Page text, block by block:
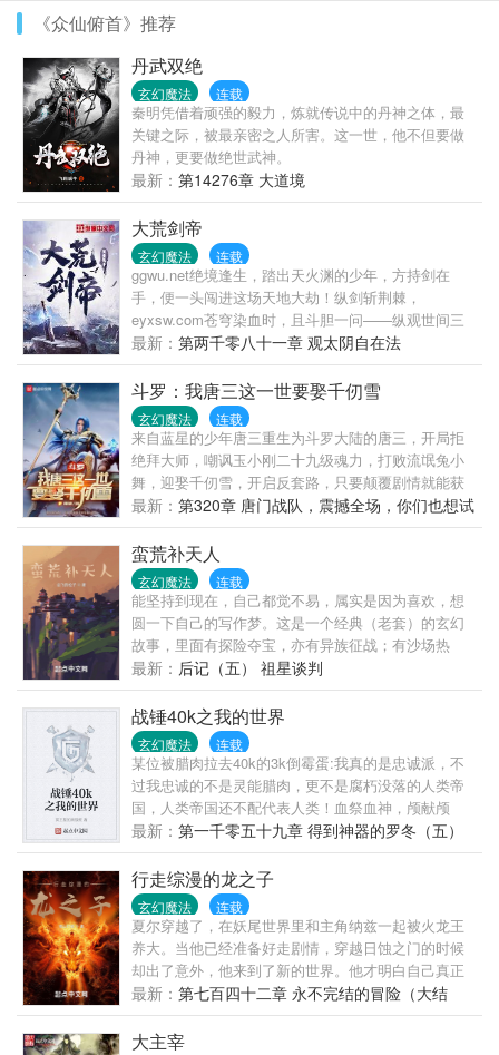
《众仙俯首》推荐
丹武双绝
玄幻魔法 连载
秦明凭借着顽强的毅力，炼就传说中的丹神之体，最
关键之际，被最亲密之人所害。这一世，他不但要做
丹神，更要做绝世武神。
最新： 第14276章 大道境
大荒剑帝
玄幻魔法 连载
ggwu.net绝境逢生，踏出天火渊的少年，方持剑在
手，便一头闯进这场天地大劫！纵剑斩荆棘，
eyxsw.com苍穹染血时，且斗胆一问——纵观世间三
千剑，我言第二谁第一？samsbook.com
最新： 第两千零八十一章 观太阴自在法
斗罗：我唐三这一世要娶千仞雪
玄幻魔法 连载
来自蓝星的少年唐三重生为斗罗大陆的唐三，开局拒
绝拜大师，嘲讽玉小刚二十九级魂力，打败流氓兔小
舞，迎娶千仞雪，开启反套路，只要颠覆剧情就能获
得奖励……拒绝拜大师，嘲讽玉小刚，奖励赛亚人体
质，神赐魂环……拒绝流氓兔小舞拼床，玄天功替换
为九阳神功，玄玉手替换为乾坤大挪移……暴打戴沐
白，不入史莱克，背叛父亲唐昊，加入武魂殿，拜师
教皇比比东，迎娶千仞雪，活活气死昊天斗罗……这
是一个被替换了灵魂的新生主角唐三……这一世我唐
三支持武魂殿统一大陆，锤死渣男玉小刚，拜师教皇
比比东，迎娶武魂殿第一圣女千仞雪……天使神千仞
雪是+乐文小说网+ m.lewen3.com
最新： 第320章 唐门战队，震撼全场，你们也想试
试吗？
蛮荒补天人
玄幻魔法 连载
能坚持到现在，自己都觉不易，属实是因为喜欢，想
圆一下自己的写作梦。这是一个经典（老套）的玄幻
故事，里面有探险夺宝，亦有异族征战；有沙场热
血，亦有暗夜阴谋；有兄弟情深，亦有美人恩重；有
争强斗狠，亦有扮猪吃虎；有小家日子，亦有种族存
亡……蛮荒陋...
最新： 后记（五） 祖星谈判
战锤40k之我的世界
玄幻魔法 连载
某位被腊肉拉去40k的3k倒霉蛋:我真的是忠诚派，不
过我忠诚的不是灵能腊肉，更不是腐朽没落的人类帝
国，人类帝国还不配代表人类！血祭血神，颅献颅
座，为了上上善道，Whaaaagh！！
最新： 第一千零五十九章 得到神器的罗冬（五）
行走综漫的龙之子
玄幻魔法 连载
夏尔穿越了，在妖尾世界里和主角纳兹一起被火龙王
养大。当他已经准备好走剧情，穿越日蚀之门的时候
却出了意外，他来到了新的世界。他才明白自己真正
的魔法竟然是……。妖尾－黑色五叶草－地错……！
身为火龙之子的夏尔行走在各个世界，书写属于自己
的故事。
最新： 第七百四十二章 永不完结的冒险（大结
局）
大主宰